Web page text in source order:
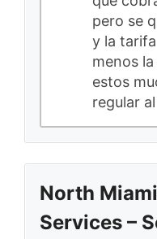
pero se
y la
menos
estos
regular
North
Services –